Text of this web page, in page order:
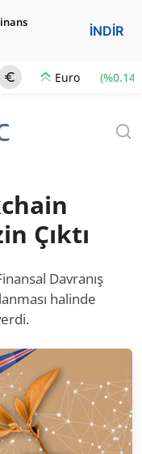
İNDİR
Euro (%0.14)
Çıktı
Davranış
halinde